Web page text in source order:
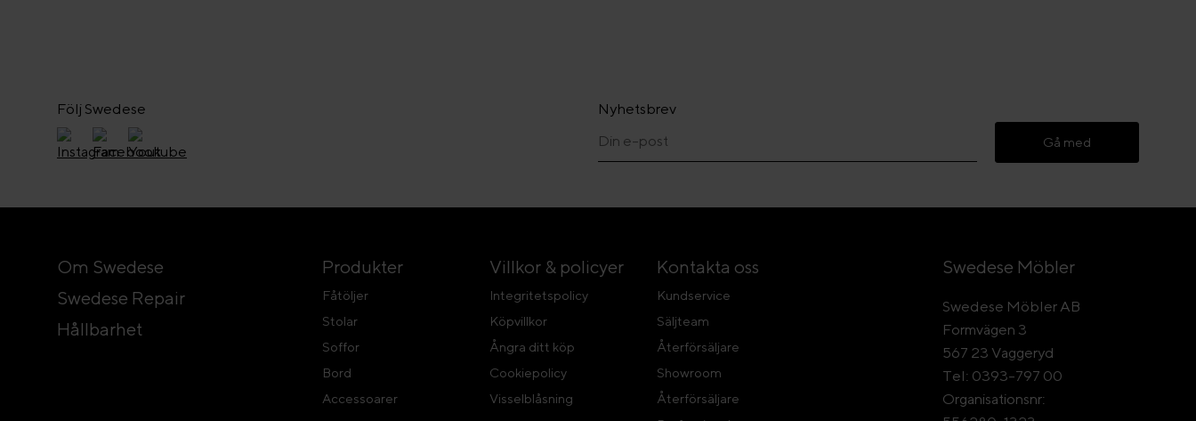
Följ Swedese Nyhetsbrev
Gå med
Om Swedese
Swedese Repair
Hållbarhet
Produkter
Fåtöljer
Stolar
Soffor
Bord
Accessoarer
Villkor & policyer
Integritetspolicy
Köpvillkor
Ångra ditt köp
Cookiepolicy
Visselblåsning
Kontakta oss
Kundservice
Säljteam
Återförsäljare
Showroom
Återförsäljare
Swedese Möbler
Swedese Möbler AB
Formvägen 3
567 23 Vaggeryd
Tel: 0393-797 00
Organisationsnr: